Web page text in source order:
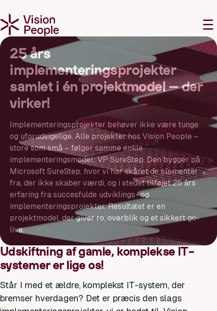
☰
25 års
implementeringsprojekter
samlet i én projektmodel – der
virker!
Implementeringsprojekter behøver ikke være tunge
og uforudsigelige. Alle projekter hos Vision People –
store som små – følger samme enkle
implementeringsmodel: VP SureStep. Den bygger på
Microsoft SureStep, hvor vi har skåret de elementer
fra, der ikke skaber værdi, og i stedet tilføjet 25 års
erfaring fra succesfulde udviklings- og
implementeringsprojekter. Resultatet er en
projektmodel, der giver ro, overblik og et sikkert go-
live.
Udskiftning af gamle, komplekse IT-
systemer er lige os!
Står I med et ældre, komplekst IT-system, der
bremser hverdagen? Det er præcis den slags